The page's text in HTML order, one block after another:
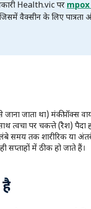
Health.vic पर
वैक्सीन के लिए पात्रता
जाता था) मंकीपॉक्स
त्वचा पर चकत्ते (रैश)
समय तक शारीरिक या
में ठीक हो जाते हैं।